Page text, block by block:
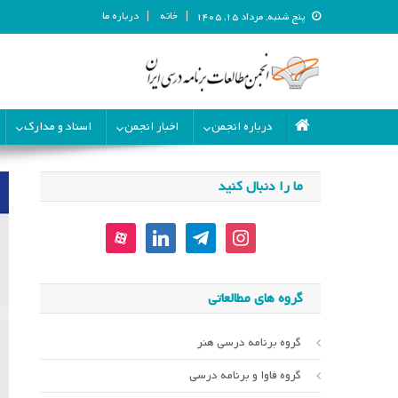
پنج شنبه, مرداد ۱۵, ۱۴۰۵ خانه درباره ما
انجمن مطالعات برنامه درسی
درباره انجمن
اخبار انجمن اسناد و مدارک
ما را دنبال کنید
instagram
telegram
linkedin
aparat
گروه های مطالعاتی
گروه برنامه درسی هنر
گروه فاوا و برنامه درسی